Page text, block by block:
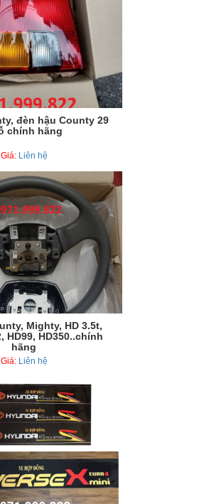
đèn hậu County 29
chính hãng
Giá: Liên hệ
Mighty, HD 3.5t,
HD99, HD350..chính
hãng
Giá: Liên hệ